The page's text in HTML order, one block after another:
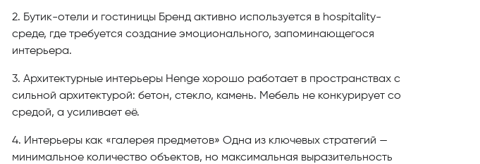
2. Бутик-отели и гостиницы Бренд активно используется в hospitality-
среде, где требуется создание эмоционального, запоминающегося
интерьера.
3. Архитектурные интерьеры Henge хорошо работает в пространствах с
сильной архитектурой: бетон, стекло, камень. Мебель не конкурирует со
средой, а усиливает её.
4. Интерьеры как «галерея предметов» Одна из ключевых стратегий —
минимальное количество объектов, но максимальная выразительность